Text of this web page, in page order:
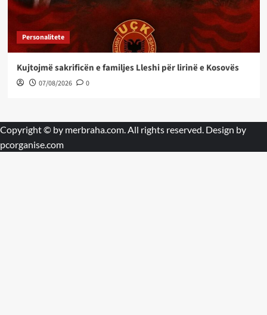
Personalitete
Kujtojmë sakrificën e familjes Lleshi për lirinë e Kosovës
07/08/2026 0
Copyright © by merbraha.com . All rights reserved. Design by
pcorganise.com